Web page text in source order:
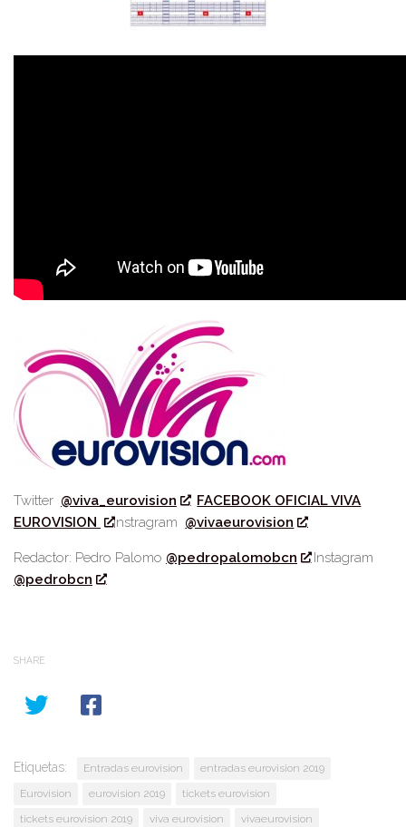
Twitter @viva_eurovision
FACEBOOK OFICIAL VIVA
EUROVISION
Instragram @vivaeurovision
Redactor: Pedro Palomo @pedropalomobcn
Instagram
@pedrobcn
SHARE
Etiquetas: Entradas eurovision
entradas eurovision 2019
Eurovision
eurovision 2019
tickets eurovision
tickets eurovision 2019
viva eurovision vivaeurovision